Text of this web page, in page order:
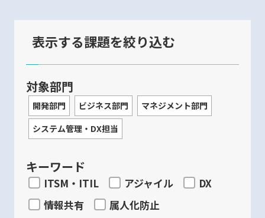
表示する課題を絞り込む
対象部門
開発部門 ビジネス部門
マネジメント部門
システム管理・DX担当
キーワード
ITSM・ITIL アジャイル
DX
情報共有
属人化防止